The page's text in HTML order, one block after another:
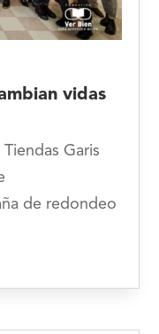
vidas
Garis
de redondeo